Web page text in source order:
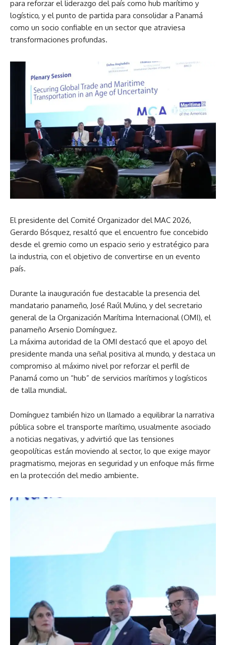
para reforzar el liderazgo del país como hub marítimo y
logístico, y el punto de partida para consolidar a Panamá
como un socio confiable en un sector que atraviesa
transformaciones profundas.
El presidente del Comité Organizador del MAC 2026,
Gerardo Bósquez, resaltó que el encuentro fue concebido
desde el gremio como un espacio serio y estratégico para
la industria, con el objetivo de convertirse en un evento
país.
Durante la inauguración fue destacable la presencia del
mandatario panameño, José Raúl Mulino, y del secretario
general de la Organización Marítima Internacional (OMI), el
panameño Arsenio Domínguez.
La máxima autoridad de la OMI destacó que el apoyo del
presidente manda una señal positiva al mundo, y destaca un
compromiso al máximo nivel por reforzar el perfil de
Panamá como un “hub” de servicios marítimos y logísticos
de talla mundial.
Domínguez también hizo un llamado a equilibrar la narrativa
pública sobre el transporte marítimo, usualmente asociado
a noticias negativas, y advirtió que las tensiones
geopolíticas están moviendo al sector, lo que exige mayor
pragmatismo, mejoras en seguridad y un enfoque más firme
en la protección del medio ambiente.